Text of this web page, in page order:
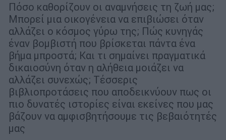
Πόσο καθορίζουν οι αναμνήσεις τη ζωή μας;
Μπορεί μια οικογένεια να επιβιώσει όταν
αλλάζει ο κόσμος γύρω της; Πώς κυνηγάς
έναν βομβιστή που βρίσκεται πάντα ένα
βήμα μπροστά; Και τι σημαίνει πραγματικά
δικαιοσύνη όταν η αλήθεια μοιάζει να
αλλάζει συνεχώς; Τέσσερις
βιβλιοπροτάσεις που αποδεικνύουν πως οι
πιο δυνατές ιστορίες είναι εκείνες που μας
βάζουν να αμφισβητήσουμε τις βεβαιότητές
μας